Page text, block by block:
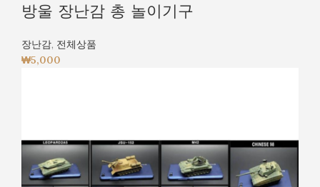
방울 장난감 총 놀이기구
장난감, 전체상품
₩5,000